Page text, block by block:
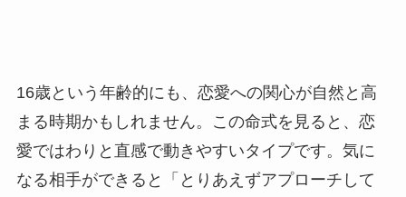
16歳という年齢的にも、恋愛への関心が自然と高
まる時期かもしれません。この命式を見ると、恋
愛ではわりと直感で動きやすいタイプです。気に
なる相手ができると「とりあえずアプローチして